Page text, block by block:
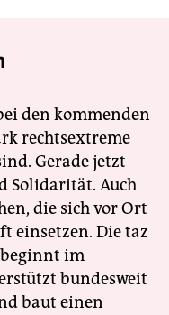
den kommenden
rechtsextreme
Gerade jetzt
Solidarität. Auch
die sich vor Ort
einsetzen. Die taz
im
bundesweit
baut einen